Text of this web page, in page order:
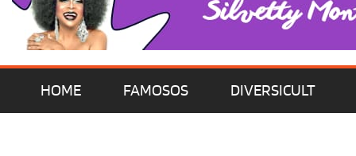
HOME FAMOSOS DIVERSICULT